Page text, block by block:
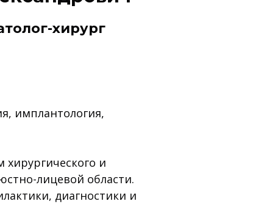
хирург
имплантология,
и
лицевой области.
диагностики и